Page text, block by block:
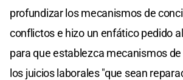
profundizar los mecanismos de
conflictos e hizo un enfático pedido
para que establezca mecanismos
los juicios laborales "que sean